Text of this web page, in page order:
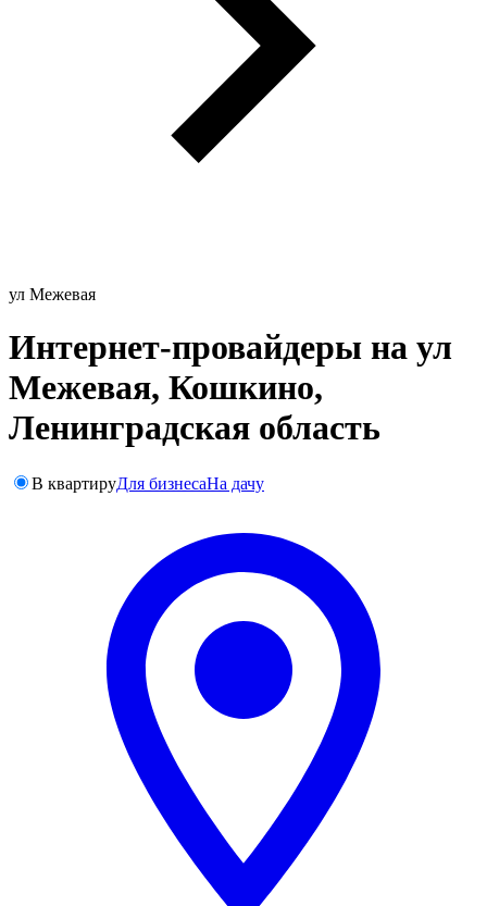
ул Межевая
Интернет-провайдеры на ул
Межевая, Кошкино,
Ленинградская область
В квартируДля бизнесаНа дачу